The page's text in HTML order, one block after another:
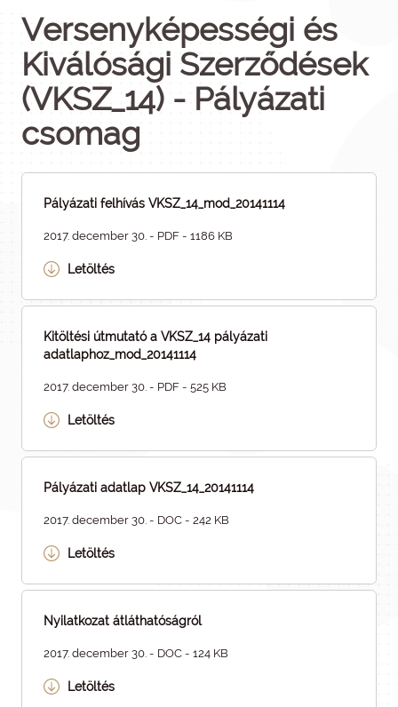
Versenyképességi és
Kiválósági Szerződések
(VKSZ_14) - Pályázati
csomag
Pályázati felhívás VKSZ_14_mod_20141114
2017. december 30. - PDF - 1186 KB
Letöltés
Kitöltési útmutató a VKSZ_14 pályázati
adatlaphoz_mod_20141114
2017. december 30. - PDF - 525 KB
Letöltés
Pályázati adatlap VKSZ_14_20141114
2017. december 30. - DOC - 242 KB
Letöltés
Nyilatkozat átláthatóságról
2017. december 30. - DOC - 124 KB
Letöltés